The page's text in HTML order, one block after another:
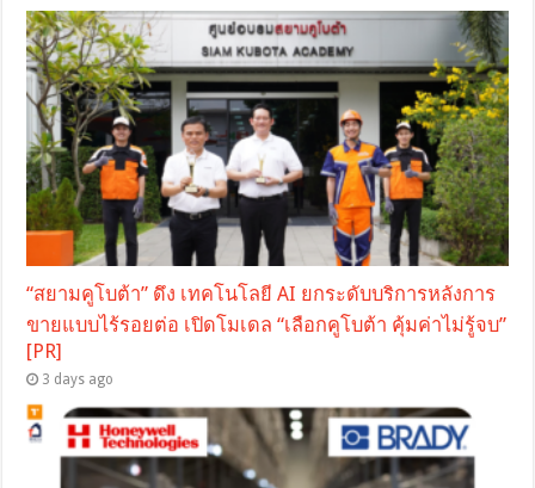
“สยามคูโบต้า” ดึง เทคโนโลยี AI ยกระดับบริการหลังการ
ขายแบบไร้รอยต่อ เปิดโมเดล “เลือกคูโบต้า คุ้มค่าไม่รู้จบ”
[PR]
3 days ago